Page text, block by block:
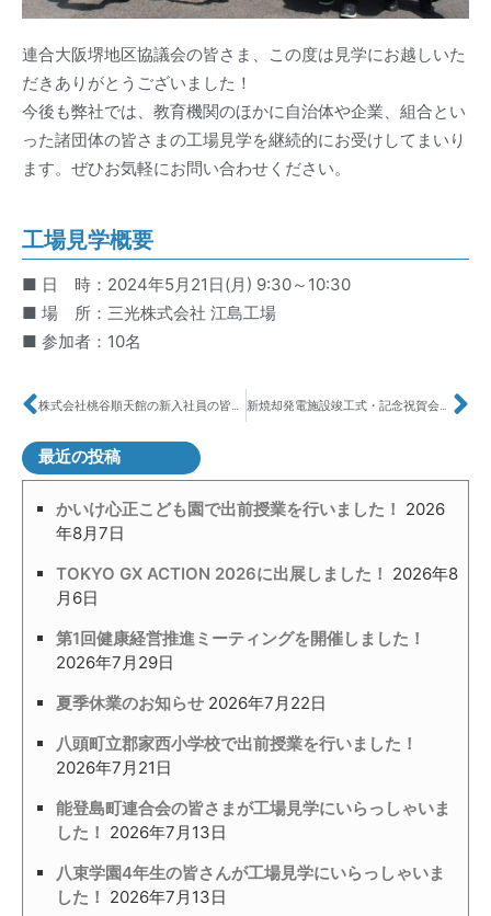
連合大阪堺地区協議会の皆さま、この度は見学にお越しいた
だきありがとうございました！
今後も弊社では、教育機関のほかに自治体や企業、組合とい
った諸団体の皆さまの工場見学を継続的にお受けしてまいり
ます。ぜひお気軽にお問い合わせください。
工場見学概要
■ 日 時：2024年5月21日(月) 9:30～10:30
■ 場 所：三光株式会社 江島工場
■ 参加者：10名
株式会社桃谷順天館の新入社員の皆さまが工場見学に来られました！ 新焼却発電施設竣工式・記念祝賀会を執り行いました！
最近の投稿
かいけ心正こども園で出前授業を行いました！ 2026
年8月7日
TOKYO GX ACTION 2026に出展しました！ 2026年8
月6日
第1回健康経営推進ミーティングを開催しました！
2026年7月29日
夏季休業のお知らせ 2026年7月22日
八頭町立郡家西小学校で出前授業を行いました！
2026年7月21日
能登島町連合会の皆さまが工場見学にいらっしゃいま
した！ 2026年7月13日
八束学園4年生の皆さんが工場見学にいらっしゃいま
した！ 2026年7月13日